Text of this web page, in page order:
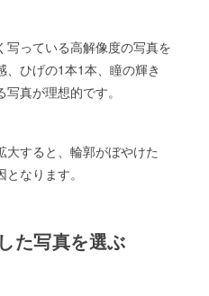
写っている高解像度の写真を
ひげの1本1本、瞳の輝き
真が理想的です。
すると、輪郭がぼやけた
なります。
た写真を選ぶ